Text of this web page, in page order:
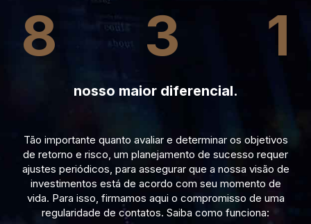
8 3 1
nosso maior diferencial.
Tão importante quanto avaliar e determinar os objetivos
de retorno e risco, um planejamento de sucesso requer
ajustes periódicos, para assegurar que a nossa visão de
investimentos está de acordo com seu momento de
vida. Para isso, firmamos aqui o compromisso de uma
regularidade de contatos. Saiba como funciona: